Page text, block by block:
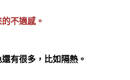
不適感。
有很多，比如隔熱。